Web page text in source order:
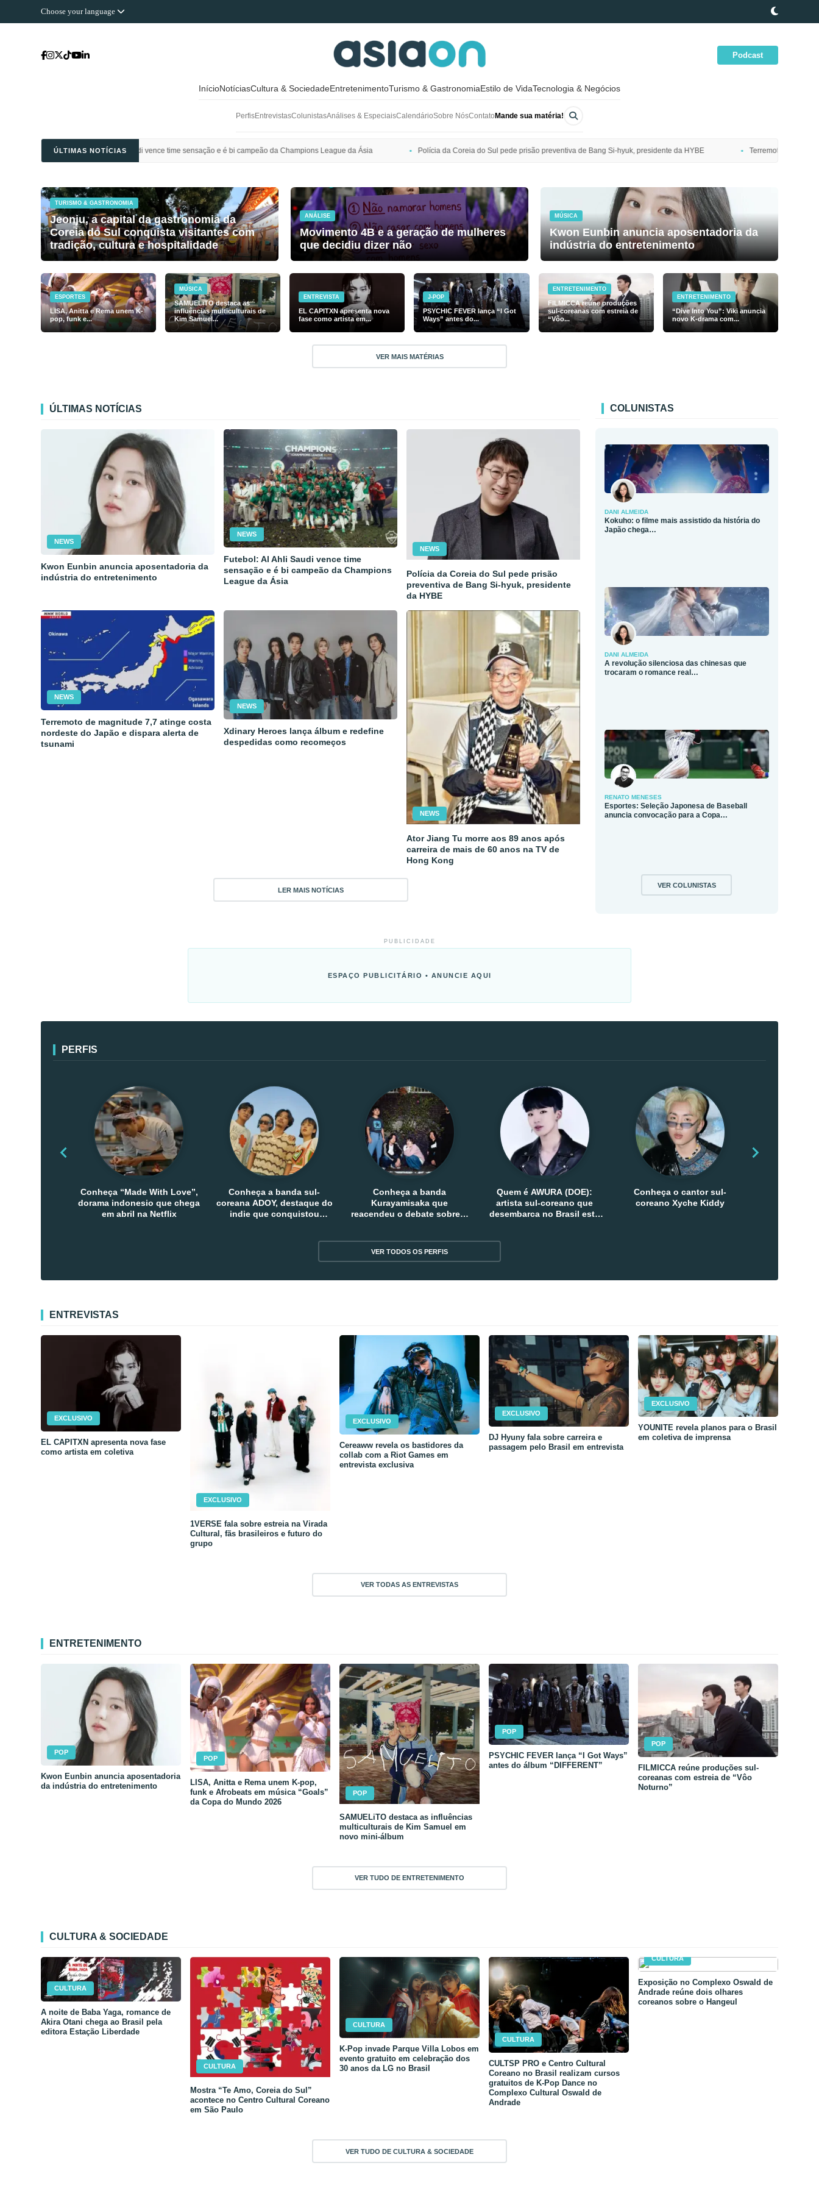
Choose your language
Podcast
InícioNotíciasCultura & SociedadeEntretenimentoTurismo & GastronomiaEstilo de VidaTecnologia & Negócios
PerfisEntrevistasColunistasAnálises & EspeciaisCalendárioSobre NósContato Mande sua matéria!
ÚLTIMAS NOTÍCIAS
Ahli Saudi vence time sensação e é bi campeão da Champions League da Ásia Polícia da Coreia do Sul pede prisão preventiva de Bang Si-hyuk, presidente da HYBE Terremoto de magnitude 7,7 atinge costa nordeste
TURISMO & GASTRONOMIA
Jeonju, a capital da gastronomia da
Coreia do Sul conquista visitantes com
tradição, cultura e hospitalidade
ANÁLISE
Movimento 4B e a geração de mulheres
que decidiu dizer não
MÚSICA
Kwon Eunbin anuncia aposentadoria da
indústria do entretenimento
ESPORTES
LISA, Anitta e Rema unem K-
pop, funk e...
MÚSICA
SAMUELiTO destaca as
influências multiculturais de
Kim Samuel...
ENTREVISTA
EL CAPITXN apresenta nova
fase como artista em...
J-POP
PSYCHIC FEVER lança “I Got
Ways” antes do...
ENTRETENIMENTO
FILMICCA reúne produções
sul-coreanas com estreia de
“Vôo...
ENTRETENIMENTO
“Dive Into You”: Viki anuncia
novo K-drama com...
VER MAIS MATÉRIAS
ÚLTIMAS NOTÍCIAS
NEWS
Kwon Eunbin anuncia aposentadoria da
indústria do entretenimento
NEWS
Futebol: Al Ahli Saudi vence time
sensação e é bi campeão da Champions
League da Ásia
NEWS
Polícia da Coreia do Sul pede prisão
preventiva de Bang Si-hyuk, presidente
da HYBE
NEWS
Terremoto de magnitude 7,7 atinge costa
nordeste do Japão e dispara alerta de
tsunami
NEWS
Xdinary Heroes lança álbum e redefine
despedidas como recomeços
NEWS
Ator Jiang Tu morre aos 89 anos após
carreira de mais de 60 anos na TV de
Hong Kong
LER MAIS NOTÍCIAS
COLUNISTAS
DANI ALMEIDA
Kokuho: o filme mais assistido da história do
Japão chega…
DANI ALMEIDA
A revolução silenciosa das chinesas que
trocaram o romance real…
RENATO MENESES
Esportes: Seleção Japonesa de Baseball
anuncia convocação para a Copa…
VER COLUNISTAS
PUBLICIDADE
ESPAÇO PUBLICITÁRIO • ANUNCIE AQUI
PERFIS
Conheça “Made With Love”,
dorama indonesio que chega
em abril na Netflix
Conheça a banda sul-
coreana ADOY, destaque do
indie que conquistou
Conheça a banda
Kurayamisaka que
reacendeu o debate sobre o
Quem é AWURA (DOE):
artista sul-coreano que
desembarca no Brasil esta
Conheça o cantor sul-
coreano Xyche Kiddy
VER TODOS OS PERFIS
ENTREVISTAS
EXCLUSIVO
EL CAPITXN apresenta nova fase
como artista em coletiva
EXCLUSIVO
1VERSE fala sobre estreia na Virada
Cultural, fãs brasileiros e futuro do
grupo
EXCLUSIVO
Cereaww revela os bastidores da
collab com a Riot Games em
entrevista exclusiva
EXCLUSIVO
DJ Hyuny fala sobre carreira e
passagem pelo Brasil em entrevista
EXCLUSIVO
YOUNITE revela planos para o Brasil
em coletiva de imprensa
VER TODAS AS ENTREVISTAS
ENTRETENIMENTO
POP
Kwon Eunbin anuncia aposentadoria
da indústria do entretenimento
POP
LISA, Anitta e Rema unem K-pop,
funk e Afrobeats em música “Goals”
da Copa do Mundo 2026
POP
SAMUELiTO destaca as influências
multiculturais de Kim Samuel em
novo mini-álbum
POP
PSYCHIC FEVER lança “I Got Ways”
antes do álbum “DIFFERENT”
POP
FILMICCA reúne produções sul-
coreanas com estreia de “Vôo
Noturno”
VER TUDO DE ENTRETENIMENTO
CULTURA & SOCIEDADE
CULTURA
A noite de Baba Yaga, romance de
Akira Otani chega ao Brasil pela
editora Estação Liberdade
CULTURA
Mostra “Te Amo, Coreia do Sul”
acontece no Centro Cultural Coreano
em São Paulo
CULTURA
K-Pop invade Parque Villa Lobos em
evento gratuito em celebração dos
30 anos da LG no Brasil
CULTURA
CULTSP PRO e Centro Cultural
Coreano no Brasil realizam cursos
gratuitos de K-Pop Dance no
Complexo Cultural Oswald de
Andrade
CULTURA
Exposição no Complexo Oswald de
Andrade reúne dois olhares
coreanos sobre o Hangeul
VER TUDO DE CULTURA & SOCIEDADE